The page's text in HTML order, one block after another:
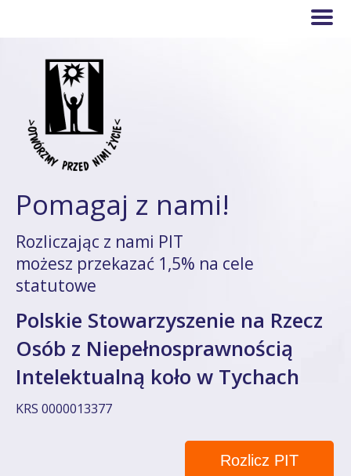
Pomagaj z nami!
Rozliczając z nami PIT
możesz przekazać 1,5% na cele
statutowe
Polskie Stowarzyszenie na Rzecz
Osób z Niepełnosprawnością
Intelektualną koło w Tychach
KRS 0000013377
Rozlicz PIT